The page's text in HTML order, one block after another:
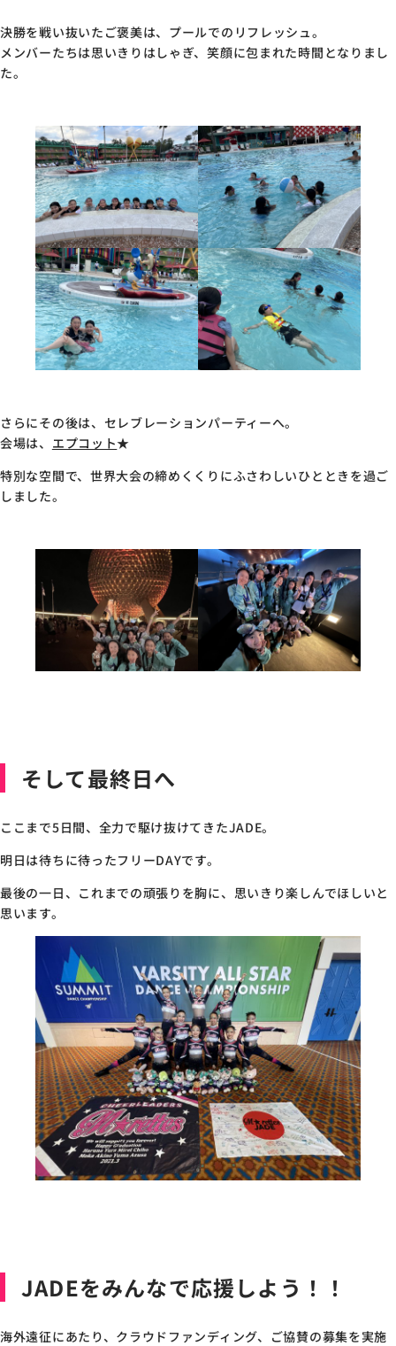
決勝を戦い抜いたご褒美は、プールでのリフレッシュ。
メンバーたちは思いきりはしゃぎ、笑顔に包まれた時間となりまし
た。
さらにその後は、セレブレーションパーティーへ。
会場は、 エプコット★
特別な空間で、世界大会の締めくくりにふさわしいひとときを過ご
しました。
そして最終日へ
ここまで5日間、全力で駆け抜けてきたJADE。
明日は待ちに待ったフリーDAYです。
最後の一日、これまでの頑張りを胸に、思いきり楽しんでほしいと
思います。
JADEをみんなで応援しよう！！
海外遠征にあたり、クラウドファンディング、ご協賛の募集を実施